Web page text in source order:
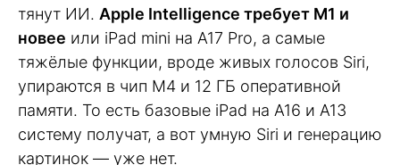
тянут ИИ. Apple Intelligence требует M1 и
новее или iPad mini на A17 Pro, а самые
тяжёлые функции, вроде живых голосов Siri,
упираются в чип M4 и 12 ГБ оперативной
памяти. То есть базовые iPad на A16 и A13
систему получат, а вот умную Siri и генерацию
картинок — уже нет.